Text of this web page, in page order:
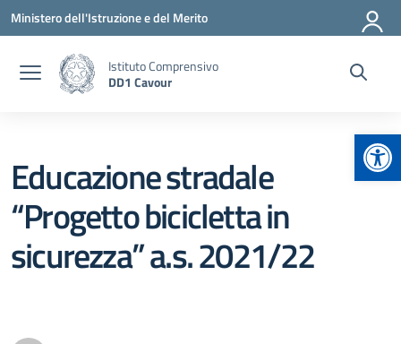
Vai ai contenuti
Vai al menu di navigazione
Vai al footer
Ministero dell'Istruzione e del Merito
Istituto Comprensivo
DD1 Cavour
Educazione stradale
“Progetto bicicletta in
sicurezza” a.s. 2021/22